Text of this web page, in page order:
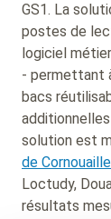
GS1. La
postes de
logiciel
- permettant
bacs
solution est
de Cornouaille
Loctudy,
résultats